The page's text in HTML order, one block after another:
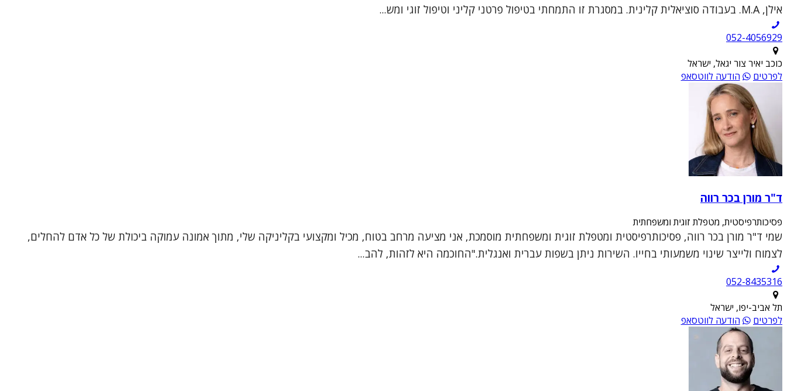
אילן, M.A. בעבודה סוציאלית קלינית. במסגרת זו התמחתי בטיפול פרטני קליני וטיפול זוגי ומש...
052-4056929
כוכב יאיר צור יגאל, ישראל
לפרטים
הודעה לווטסאפ
ד"ר מורן בכר רווה
פסיכותרפיסטית, מטפלת זוגית ומשפחתית
שמי ד"ר מורן בכר רווה, פסיכותרפיסטית ומטפלת זוגית ומשפחתית מוסמכת, אני מציעה מרחב בטוח, מכיל ומקצועי בקליניקה שלי, מתוך אמונה עמוקה ביכולת של כל אדם להחלים,
לצמוח ולייצר שינוי משמעותי בחייו. השירות ניתן בשפות עברית ואנגלית."החוכמה היא לזהות, להב...
052-8435316
תל אביב-יפו, ישראל
לפרטים
הודעה לווטסאפ